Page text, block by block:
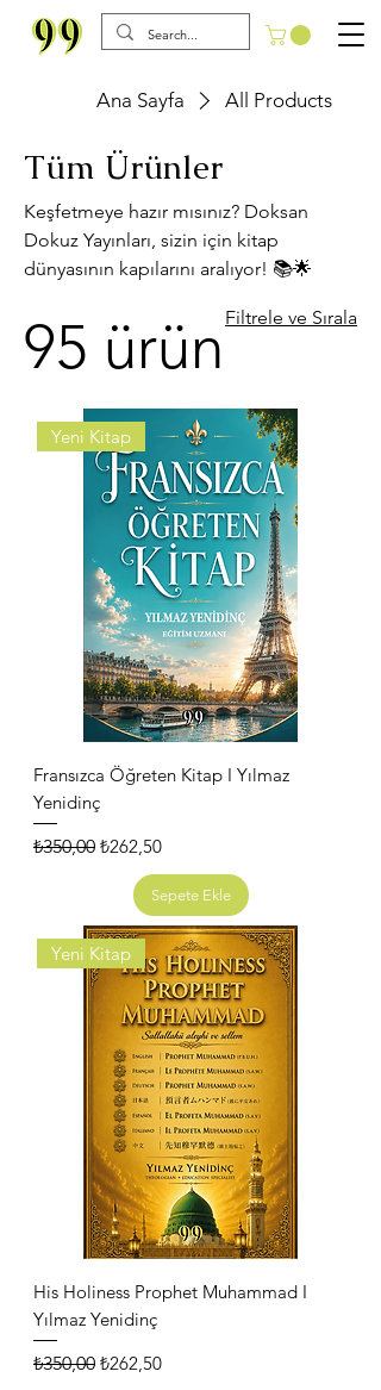
Ana Sayfa All Products
Tüm Ürünler
Keşfetmeye hazır mısınız? Doksan
Dokuz Yayınları, sizin için kitap
dünyasının kapılarını aralıyor! 📚🌟
95 ürün Filtrele ve Sırala
Yeni Kitap
Fransızca Öğreten Kitap I Yılmaz
Yenidinç
Normal Fiyat
₺350,00 İndirimli Fiyat
₺262,50
Sepete Ekle
Yeni Kitap
His Holiness Prophet Muhammad I
Yılmaz Yenidinç
Normal Fiyat
₺350,00 İndirimli Fiyat
₺262,50